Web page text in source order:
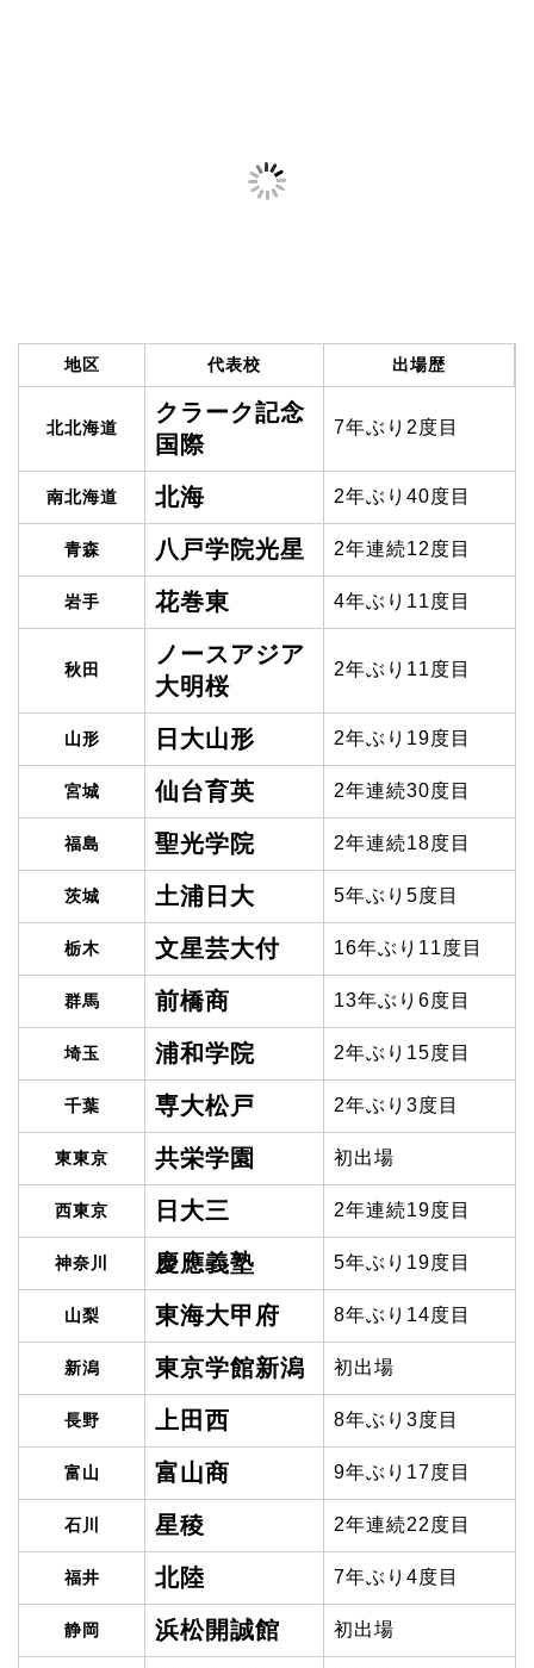
地区 代表校 出場歴
北北海道
クラーク記念
国際
7年ぶり2度目
南北海道 北海 2年ぶり40度目
青森 八戸学院光星 2年連続12度目
岩手 花巻東 4年ぶり11度目
秋田
ノースアジア
大明桜
2年ぶり11度目
山形 日大山形 2年ぶり19度目
宮城 仙台育英 2年連続30度目
福島 聖光学院 2年連続18度目
茨城 土浦日大 5年ぶり5度目
栃木 文星芸大付 16年ぶり11度目
群馬 前橋商 13年ぶり6度目
埼玉 浦和学院 2年ぶり15度目
千葉 専大松戸 2年ぶり3度目
東東京 共栄学園 初出場
西東京 日大三 2年連続19度目
神奈川 慶應義塾 5年ぶり19度目
山梨 東海大甲府 8年ぶり14度目
新潟 東京学館新潟 初出場
長野 上田西 8年ぶり3度目
富山 富山商 9年ぶり17度目
石川 星稜 2年連続22度目
福井 北陸 7年ぶり4度目
静岡 浜松開誠館 初出場